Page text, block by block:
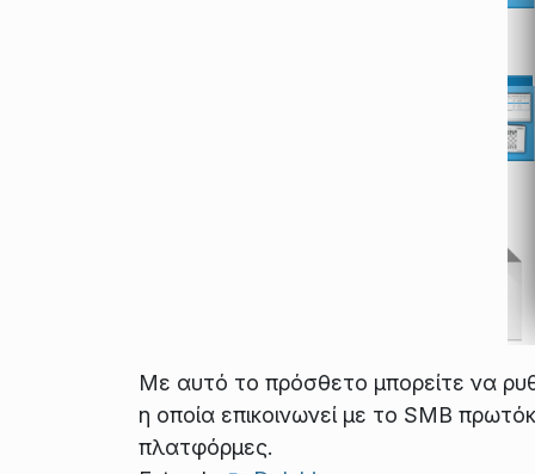
Με αυτό το πρόσθετο μπορείτε να
η οποία επικοινωνεί με το SMB
πλατφόρμες.